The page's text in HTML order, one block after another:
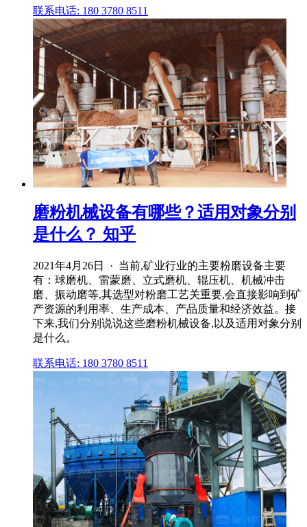
联系电话: 180 3780 8511
磨粉机械设备有哪些？适用对象分别
是什么？ 知乎
2021年4月26日 · 当前,矿业行业的主要粉磨设备主要
有：球磨机、雷蒙磨、立式磨机、辊压机、机械冲击
磨、振动磨等,其选型对粉磨工艺关重要,会直接影响到矿
产资源的利用率、生产成本、产品质量和经济效益。接
下来,我们分别说说这些磨粉机械设备,以及适用对象分别
是什么。
联系电话: 180 3780 8511